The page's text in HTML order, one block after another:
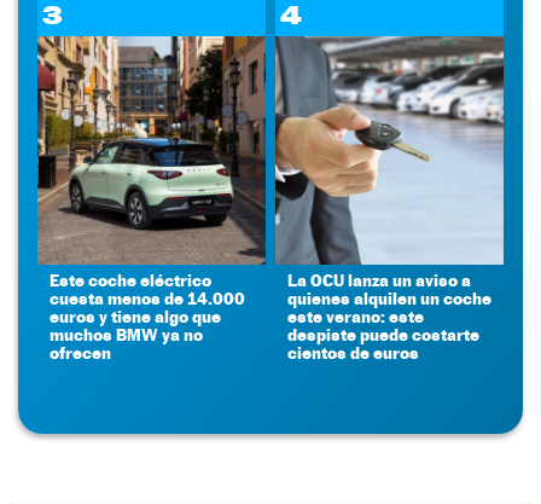
3
Este coche eléctrico
cuesta menos de 14.000
euros y tiene algo que
muchos BMW ya no
ofrecen
4
La OCU lanza un aviso a
quienes alquilen un coche
este verano: este
despiste puede costarte
cientos de euros